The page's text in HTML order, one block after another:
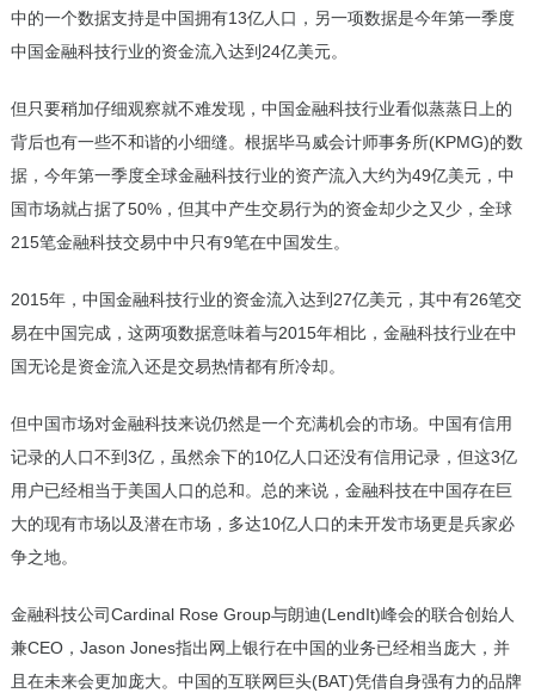
中的一个数据支持是中国拥有13亿人口，另一项数据是今年第一季度
中国金融科技行业的资金流入达到24亿美元。
但只要稍加仔细观察就不难发现，中国金融科技行业看似蒸蒸日上的
背后也有一些不和谐的小细缝。根据毕马威会计师事务所(KPMG)的数
据，今年第一季度全球金融科技行业的资产流入大约为49亿美元，中
国市场就占据了50%，但其中产生交易行为的资金却少之又少，全球
215笔金融科技交易中中只有9笔在中国发生。
2015年，中国金融科技行业的资金流入达到27亿美元，其中有26笔交
易在中国完成，这两项数据意味着与2015年相比，金融科技行业在中
国无论是资金流入还是交易热情都有所冷却。
但中国市场对金融科技来说仍然是一个充满机会的市场。中国有信用
记录的人口不到3亿，虽然余下的10亿人口还没有信用记录，但这3亿
用户已经相当于美国人口的总和。总的来说，金融科技在中国存在巨
大的现有市场以及潜在市场，多达10亿人口的未开发市场更是兵家必
争之地。
金融科技公司Cardinal Rose Group与朗迪(LendIt)峰会的联合创始人
兼CEO，Jason Jones指出网上银行在中国的业务已经相当庞大，并
且在未来会更加庞大。中国的互联网巨头(BAT)凭借自身强有力的品牌